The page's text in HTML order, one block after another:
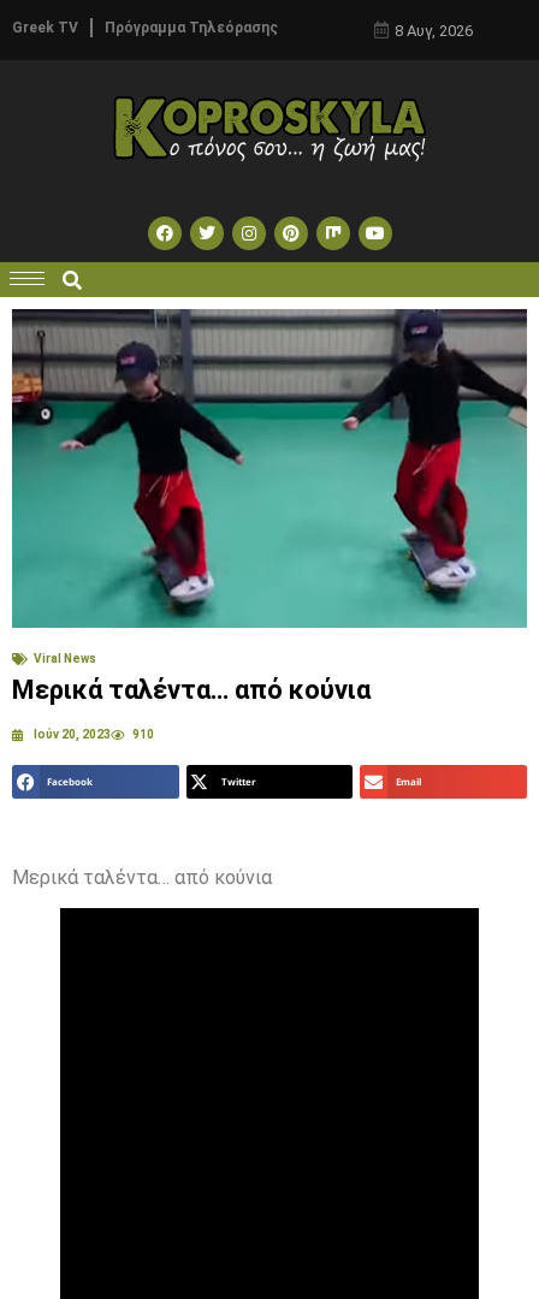
Greek TV Πρόγραμμα Τηλεόρασης 8 Αυγ, 2026
Viral News
Μερικά ταλέντα… από κούνια
Ιούν 20, 2023 910
Facebook Twitter Email
Μερικά ταλέντα… από κούνια